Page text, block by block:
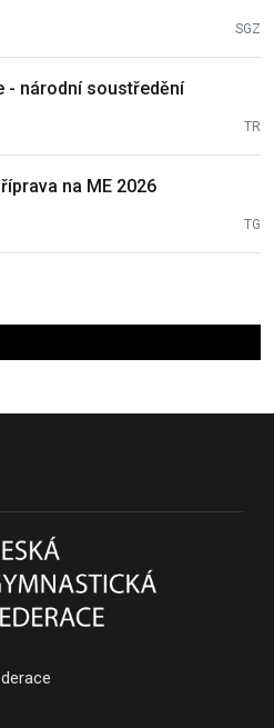
SGZ
- národní soustředění
TR
na ME 2026
TG